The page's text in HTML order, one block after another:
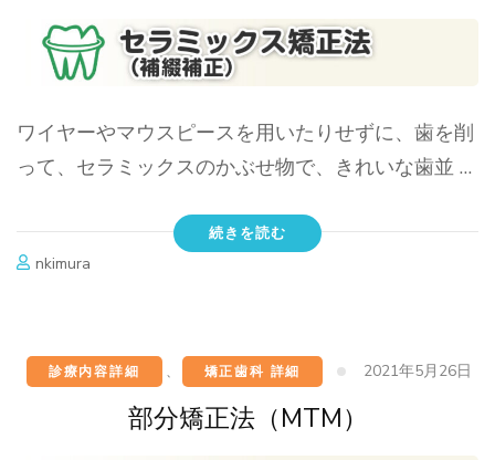
ワイヤーやマウスピースを用いたりせずに、歯を削
って、セラミックスのかぶせ物で、きれいな歯並 …
続きを読む
nkimura
診療内容詳細 、 矯正歯科 詳細 2021年5月26日
部分矯正法（MTM）